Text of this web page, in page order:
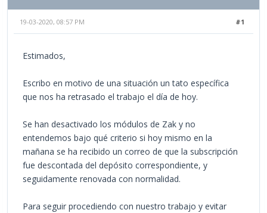
#1
19-03-2020, 08:57 PM
Estimados,
Escribo en motivo de una situación un tato específica
que nos ha retrasado el trabajo el día de hoy.
Se han desactivado los módulos de Zak y no
entendemos bajo qué criterio si hoy mismo en la
mañana se ha recibido un correo de que la subscripción
fue descontada del depósito correspondiente, y
seguidamente renovada con normalidad.
Para seguir procediendo con nuestro trabajo y evitar